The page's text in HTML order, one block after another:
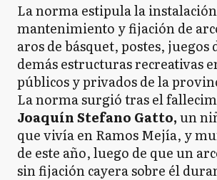
La norma estipula la
mantenimiento y fijación de
aros de básquet, postes, juegos
demás estructuras recreativas
públicos y privados de la
La norma surgió tras el
Joaquín Stefano Gatto,un
que vivía en Ramos Mejía, y
de este año, luego de que un
sin fijación cayera sobre él